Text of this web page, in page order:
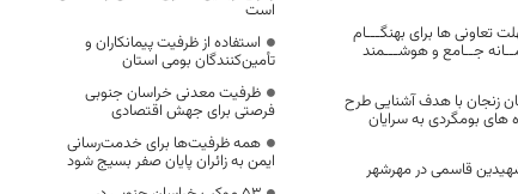
تعاونی ها برای بهنگـــام
جــامع و هوشـــمند
زنجان با هدف آشنایی طرح
های بومگردی به سرایان
قاسمی در مهرشهر
است
استفاده از ظرفیت پیمانکاران و
تأمین‌کنندگان بومی استان
ظرفیت معدنی خراسان جنوبی
فرصتی برای جهش اقتصادی
همه ظرفیت‌ها برای خدمت‌رسانی
ایمن به زائران پایان صفر بسیج شود